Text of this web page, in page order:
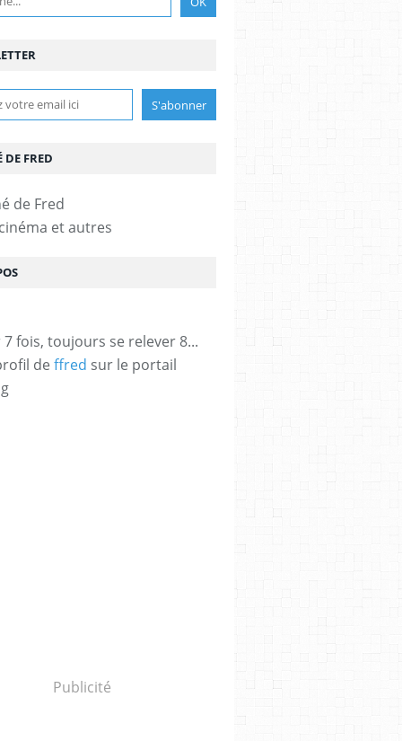
VANESSA
DE FRED
et autres
fois, toujours se relever 8...
de ffred sur le portail
Publicité